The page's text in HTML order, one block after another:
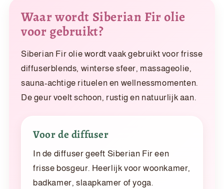
Waar wordt Siberian Fir olie
voor gebruikt?
Siberian Fir olie wordt vaak gebruikt voor frisse
diffuserblends, winterse sfeer, massageolie,
sauna-achtige rituelen en wellnessmomenten.
De geur voelt schoon, rustig en natuurlijk aan.
Voor de diffuser
In de diffuser geeft Siberian Fir een
frisse bosgeur. Heerlijk voor woonkamer,
badkamer, slaapkamer of yoga.